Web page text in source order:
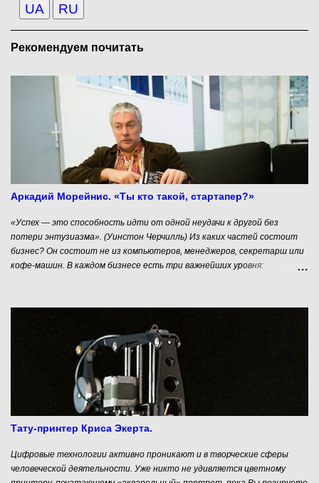
т
ь
к
о
UA RU
Рекомендуем почитать
Аркадий Морейнис. «Ты кто такой, стартапер?»
«Успех — это способность идти от одной неудачи к другой без
потери энтузиазма». (Уинстон Черчилль) Из каких частей состоит
бизнес? Он состоит не из компьютеров, менеджеров, секретарш или
кофе-машин. В каждом бизнесе есть три важнейших уровня:
бизнес; Продукты - их может быть несколько, они реализуются
основателями в рамках общей идеи. Продукты - это видимая часть
айсберга, то практическое, что приносит деньги в бизнес, живущий
идеей и подкармливаемый идеологически и денежно основателями.
Поэтому на вопрос «С чего начинается бизнес?» мы можем с
уверенностью ответить — с человека, с его основателя. Давайте
попробуем понять, кто же такой этот самый основатель, какими
качествами и ресурсами он должен обладать, чтобы хотя бы
попытаться добиться успеха.
Тату-принтер Криса Экерта.
Цифровые технологии активно проникают и в творческие сферы
человеческой деятельности. Уже никто не удивляется цветному